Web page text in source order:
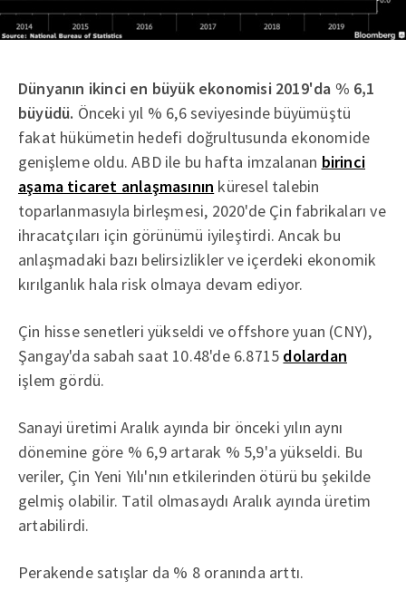
Dünyanın ikinci en büyük ekonomisi 2019'da % 6,1
büyüdü. Önceki yıl % 6,6 seviyesinde büyümüştü
fakat hükümetin hedefi doğrultusunda ekonomide
genişleme oldu. ABD ile bu hafta imzalanan birinci
aşama ticaret anlaşmasının küresel talebin
toparlanmasıyla birleşmesi, 2020'de Çin fabrikaları ve
ihracatçıları için görünümü iyileştirdi. Ancak bu
anlaşmadaki bazı belirsizlikler ve içerdeki ekonomik
kırılganlık hala risk olmaya devam ediyor.
Çin hisse senetleri yükseldi ve offshore yuan (CNY),
Şangay'da sabah saat 10.48'de 6.8715 dolardan
işlem gördü.
Sanayi üretimi Aralık ayında bir önceki yılın aynı
dönemine göre % 6,9 artarak % 5,9'a yükseldi. Bu
veriler, Çin Yeni Yılı'nın etkilerinden ötürü bu şekilde
gelmiş olabilir. Tatil olmasaydı Aralık ayında üretim
artabilirdi.
Perakende satışlar da % 8 oranında arttı.